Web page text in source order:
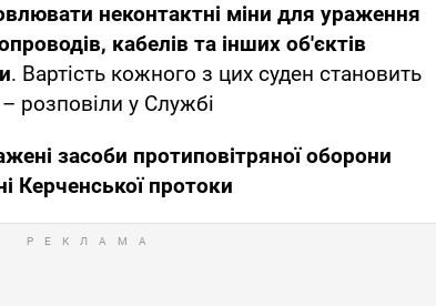
неконтактні міни для ураження
кабелів та інших об'єктів
. Вартість кожного з цих суден становить
– розповіли у Службі
засоби протиповітряної оборони
Керченської протоки